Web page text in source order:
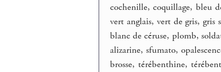
cochenille, coquillage, bleu
vert anglais, vert de gris,
blanc de céruse, plomb,
alizarine, sfumato,
brosse, térébenthine,